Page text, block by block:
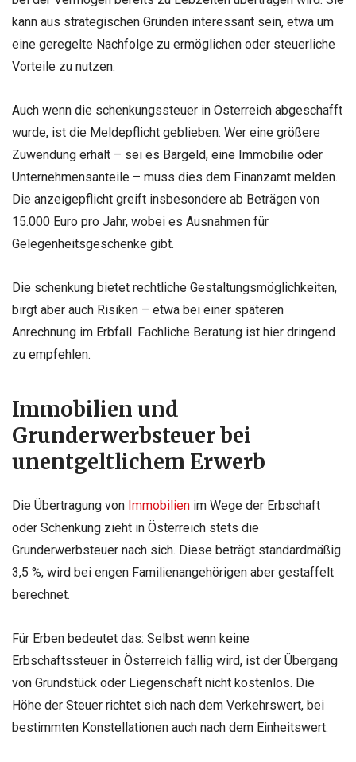
kann aus strategischen Gründen interessant sein, etwa um
eine geregelte Nachfolge zu ermöglichen oder steuerliche
Vorteile zu nutzen.
Auch wenn die schenkungssteuer in Österreich abgeschafft
wurde, ist die Meldepflicht geblieben. Wer eine größere
Zuwendung erhält – sei es Bargeld, eine Immobilie oder
Unternehmensanteile – muss dies dem Finanzamt melden.
Die anzeigepflicht greift insbesondere ab Beträgen von
15.000 Euro pro Jahr, wobei es Ausnahmen für
Gelegenheitsgeschenke gibt.
Die schenkung bietet rechtliche Gestaltungsmöglichkeiten,
birgt aber auch Risiken – etwa bei einer späteren
Anrechnung im Erbfall. Fachliche Beratung ist hier dringend
zu empfehlen.
Immobilien und
Grunderwerbsteuer bei
unentgeltlichem Erwerb
Die Übertragung von Immobilien im Wege der Erbschaft
oder Schenkung zieht in Österreich stets die
Grunderwerbsteuer nach sich. Diese beträgt standardmäßig
3,5 %, wird bei engen Familienangehörigen aber gestaffelt
berechnet.
Für Erben bedeutet das: Selbst wenn keine
Erbschaftssteuer in Österreich fällig wird, ist der Übergang
von Grundstück oder Liegenschaft nicht kostenlos. Die
Höhe der Steuer richtet sich nach dem Verkehrswert, bei
bestimmten Konstellationen auch nach dem Einheitswert.